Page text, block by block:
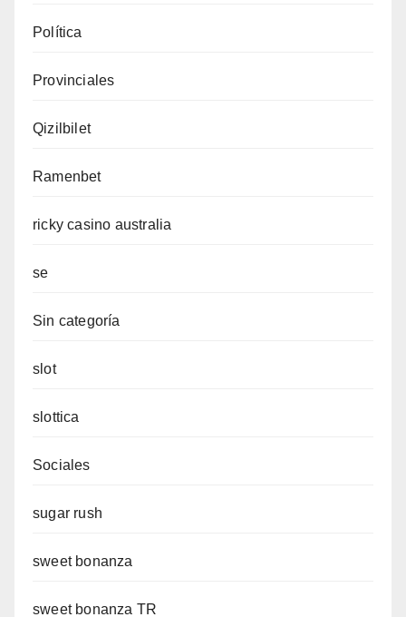
Política
Provinciales
Qizilbilet
Ramenbet
ricky casino australia
se
Sin categoría
slot
slottica
Sociales
sugar rush
sweet bonanza
sweet bonanza TR